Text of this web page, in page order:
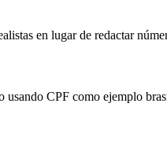
en lugar de redactar
usando CPF como ejemplo